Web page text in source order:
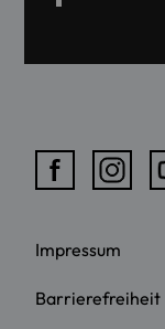
Impressum
Barrierefreiheit